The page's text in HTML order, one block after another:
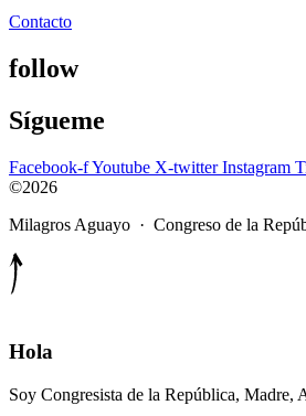
Contacto
follow
Sígueme
Facebook-fYoutube X-twitter Instagram
©2026
Milagros Aguayo · Congreso de la
Hola
Soy Congresista de la República, Madre,